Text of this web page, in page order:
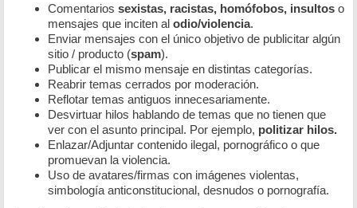
Comentarios sexistas, racistas, homófobos, insultos o
mensajes que inciten al odio/violencia.
Enviar mensajes con el único objetivo de publicitar algún
sitio / producto (spam).
Publicar el mismo mensaje en distintas categorías.
Reabrir temas cerrados por moderación.
Reflotar temas antiguos innecesariamente.
Desvirtuar hilos hablando de temas que no tienen que
ver con el asunto principal. Por ejemplo, politizar hilos.
Enlazar/Adjuntar contenido ilegal, pornográfico o que
promuevan la violencia.
Uso de avatares/firmas con imágenes violentas,
simbología anticonstitucional, desnudos o pornografía.